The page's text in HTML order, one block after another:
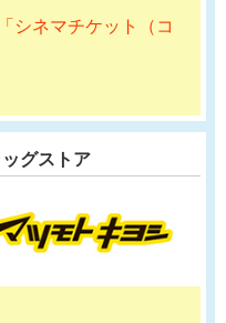
シネマチケット（コ
ッグストア